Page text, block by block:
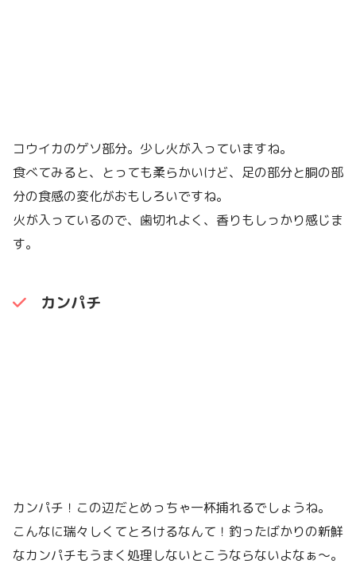
コウイカのゲソ部分。少し火が入っていますね。
食べてみると、とっても柔らかいけど、足の部分と胴の部
分の食感の変化がおもしろいですね。
火が入っているので、歯切れよく、香りもしっかり感じま
す。
カンパチ
カンパチ！この辺だとめっちゃ一杯捕れるでしょうね。
こんなに瑞々しくてとろけるなんて！釣ったばかりの新鮮
なカンパチもうまく処理しないとこうならないよなぁ〜。